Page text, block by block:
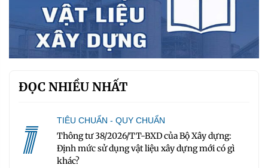
ĐỌC NHIỀU NHẤT
1 TIÊU CHUẨN - QUY CHUẨN
Thông tư 38/2026/TT-BXD của Bộ Xây dựng:
Định mức sử dụng vật liệu xây dựng mới có gì
khác?